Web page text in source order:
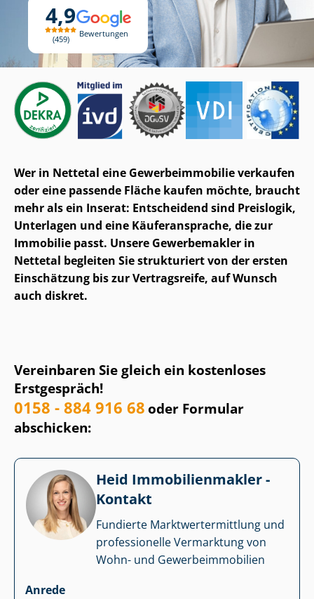
4,9
459
Bewertungen
Wer in Nettetal eine Ge­wer­be­im­mo­bi­lie verkaufen
oder eine passende Fläche kaufen möchte, braucht
mehr als ein Inserat: Entscheidend sind Preislogik,
Unterlagen und eine Käuferansprache, die zur
Immobilie passt. Unsere Gewerbemakler in
Nettetal begleiten Sie strukturiert von der ersten
Einschätzung bis zur Vertragsreife, auf Wunsch
auch diskret.
Vereinbaren Sie gleich ein kostenloses
Erstgespräch!
0158 - 884 916 68oder Formular
abschicken:
Heid Im­mo­bi­li­en­mak­ler -
Kontakt
Fundierte Markt­wert­ermitt­lung und
professionelle Vermarktung von
Wohn- und Ge­wer­be­im­mo­bi­li­en
Anrede